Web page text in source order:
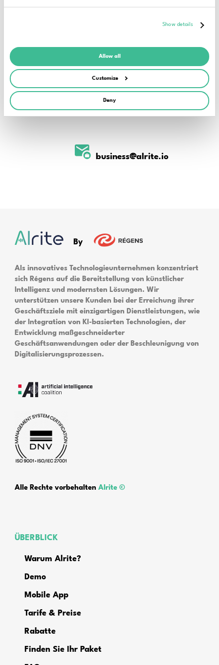
Show details
Allow all
Customize
Deny
business@alrite.io
By
Als innovatives Technologieunternehmen konzentriert
sich Régens auf die Bereitstellung von künstlicher
Intelligenz und modernsten Lösungen. Wir
unterstützen unsere Kunden bei der Erreichung ihrer
Geschäftsziele mit einzigartigen Dienstleistungen, wie
der Integration von KI-basierten Technologien, der
Entwicklung maßgeschneiderter
Geschäftsanwendungen oder der Beschleunigung von
Digitalisierungsprozessen.
Alle Rechte vorbehalten Alrite ©
ÜBERBLICK
Warum Alrite?
Demo
Mobile App
Tarife & Preise
Rabatte
Finden Sie Ihr Paket